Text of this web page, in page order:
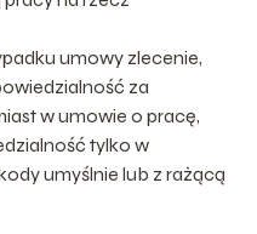
umowy zlecenie,
za
w umowie o pracę,
tylko w
umyślnie lub z rażącą